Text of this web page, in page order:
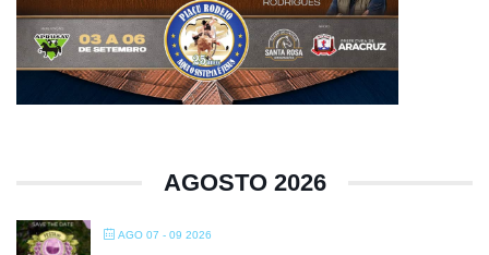
AGOSTO 2026
AGO 07 - 09 2026